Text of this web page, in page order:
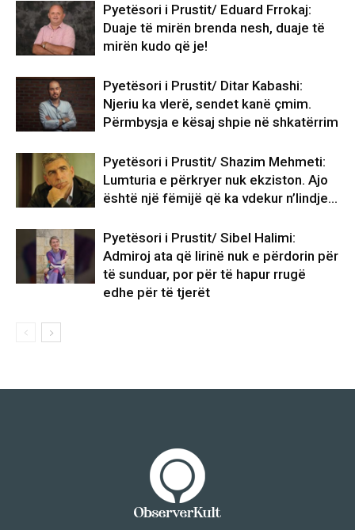
Pyetësori i Prustit/ Eduard Frrokaj:
Duaje të mirën brenda nesh, duaje të
mirën kudo që je!
Pyetësori i Prustit/ Ditar Kabashi:
Njeriu ka vlerë, sendet kanë çmim.
Përmbysja e kësaj shpie në shkatërrim
Pyetësori i Prustit/ Shazim Mehmeti:
Lumturia e përkryer nuk ekziston. Ajo
është një fëmijë që ka vdekur n’lindje…
Pyetësori i Prustit/ Sibel Halimi:
Admiroj ata që lirinë nuk e përdorin për
të sunduar, por për të hapur rrugë
edhe për të tjerët